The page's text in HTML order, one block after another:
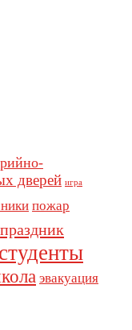
дверей игра
пожар
праздник
студенты
эвакуация